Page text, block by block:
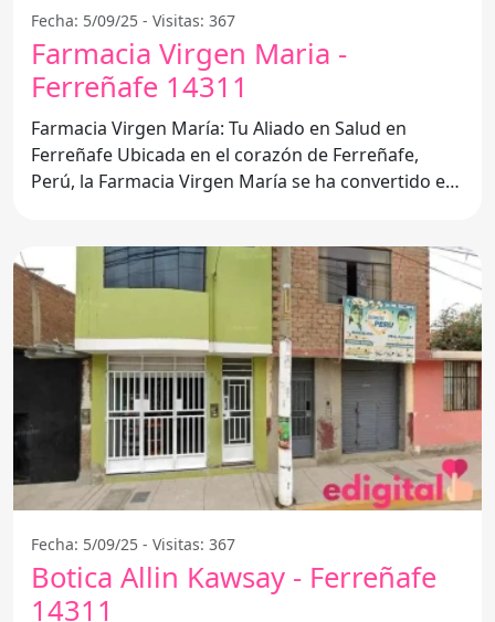
Fecha: 5/09/25 - Visitas: 367
Farmacia Virgen Maria -
Ferreñafe 14311
Farmacia Virgen María: Tu Aliado en Salud en
Ferreñafe Ubicada en el corazón de Ferreñafe,
Perú, la Farmacia Virgen María se ha convertido en
Fecha: 5/09/25 - Visitas: 367
Botica Allin Kawsay - Ferreñafe
14311